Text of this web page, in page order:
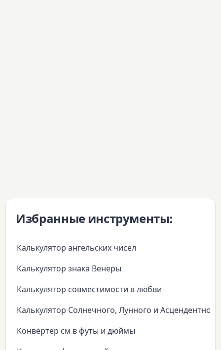
Избранные инструменты:
Калькулятор ангельских чисел
Калькулятор знака Венеры
Калькулятор совместимости в любви
Калькулятор Солнечного, Лунного и Асцендентного
Конвертер см в футы и дюймы